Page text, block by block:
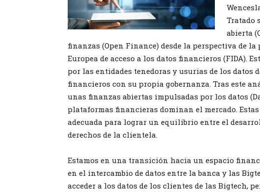
Tratado
abierta
finanzas (Open Finance) desde la perspectiva de
Europea de acceso a los datos financieros (FIDA).
por las entidades tenedoras y usurias de los datos
financieros con su propia gobernanza. Tras este
unas finanzas abiertas impulsadas por los datos
plataformas financieras dominan el mercado.
adecuada para lograr un equilibrio entre el
derechos de la clientela.
Estamos en una transición hacia un espacio
en el intercambio de datos entre la banca y las
acceder a los datos de los clientes de las Bigtech,